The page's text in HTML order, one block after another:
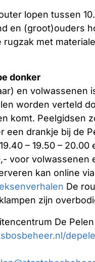
lopen tussen
en (groot)ouders
met
donker
en volwassenen
worden verteld
komt. Peelgidsen
een drankje bij de
– 19.50 – 20.00
voor volwassenen
kan online
De
zijn
De